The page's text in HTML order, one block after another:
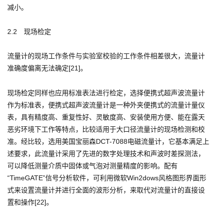
减小。
2.2 现场检定
流量计的现场工作条件与实验室校验的工作条件相差很大，流量计
准确度偏离无法确定[21]。
现场检定同样也应用标准表法进行检定，选择便携式超声波流量计
作为标准表，便携式超声波流量计是一种外夹便携式的流量计量仪
表，具有精度高、重复性好、灵敏度高、安装使用方便、能在露天
恶劣环境下工作等特点，比较适用于大口径流量计的现场检测和校
准。经比较，选用美国宝丽森DCT-7088电磁流量计，它基本满足上
述要求，此流量计采用了先进的数字处理技术和声波时差探测法，
可以降低测量介质中固体或气泡对测量精度的影响。配有
“TimeGATE”信号分析软件，可利用微软Win2dows风格图形界面形
式来设置流量计并进行全面的波形分析，来取代对流量计的直接设
置和操作[22]。